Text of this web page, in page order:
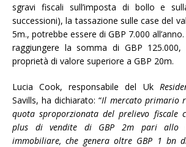
sgravi fiscali sull’imposta di bollo e
successioni), la tassazione sulle case del
5m., potrebbe essere di GBP 7.000
raggiungere la somma di GBP
proprietà di valore superiore a GBP 20m.
Lucia Cook, responsabile del Uk
Savills, ha dichiarato: “Il mercato primario
quota sproporzionata del prelievo fiscale
plus di vendite di GBP 2m pari allo
immobiliare, che genera oltre GBP 1 bn